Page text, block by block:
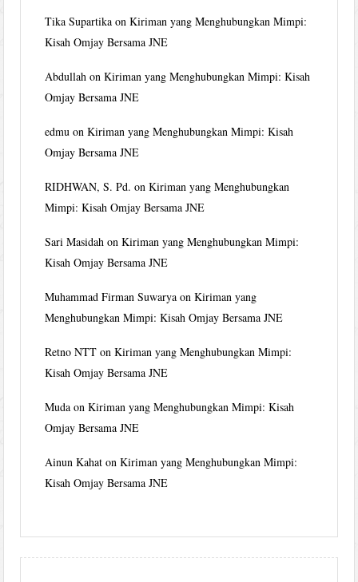
Tika Supartika onKiriman yang Menghubungkan Mimpi:
Kisah Omjay Bersama JNE
Abdullah onKiriman yang Menghubungkan Mimpi: Kisah
Omjay Bersama JNE
edmu onKiriman yang Menghubungkan Mimpi: Kisah
Omjay Bersama JNE
RIDHWAN, S. Pd. onKiriman yang Menghubungkan
Mimpi: Kisah Omjay Bersama JNE
Sari Masidah onKiriman yang Menghubungkan Mimpi:
Kisah Omjay Bersama JNE
Muhammad Firman Suwarya onKiriman yang
Menghubungkan Mimpi: Kisah Omjay Bersama JNE
Retno NTT onKiriman yang Menghubungkan Mimpi:
Kisah Omjay Bersama JNE
Muda onKiriman yang Menghubungkan Mimpi: Kisah
Omjay Bersama JNE
Ainun Kahat onKiriman yang Menghubungkan Mimpi:
Kisah Omjay Bersama JNE